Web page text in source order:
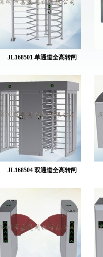
JL168501 单通道全高转闸
JL168504 双通道全高转闸